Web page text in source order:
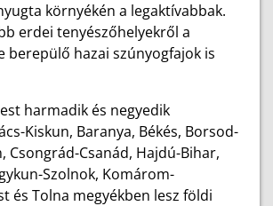
környékén a legaktívabbak.
erdei tenyészőhelyekről a
berepülő hazai szúnyogfajok is
harmadik és negyedik
Kiskun, Baranya, Békés, Borsod-
Csongrád-Csanád, Hajdú-Bihar,
Szolnok, Komárom-
és Tolna megyékben lesz földi